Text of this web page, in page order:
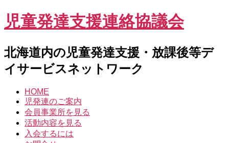
児童発達支援連絡協議会
北海道内の児童発達支援・放課後等デ
イサービスネットワーク
HOME
児発連のご案内
会員事業所を見る
活動内容を見る
入会するには